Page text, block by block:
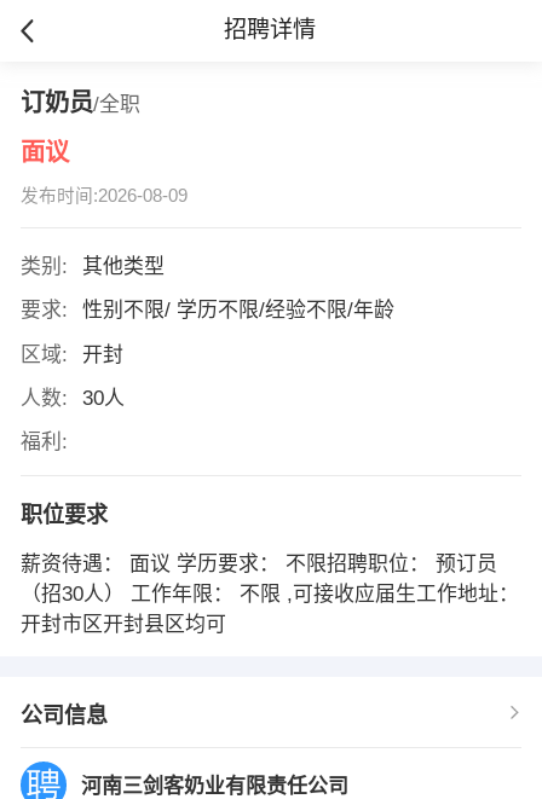
招聘详情
订奶员/全职
面议
发布时间:2026-08-09
类别:
其他类型
要求:
性别不限/ 学历不限/经验不限/年龄
区域:
开封
人数:
30人
福利:
职位要求
薪资待遇： 面议 学历要求： 不限招聘职位： 预订员
（招30人） 工作年限： 不限 ,可接收应届生工作地址：
开封市区开封县区均可
公司信息
河南三剑客奶业有限责任公司